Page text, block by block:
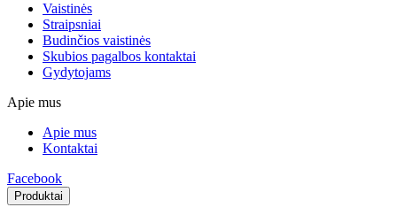
Vaistinės
Straipsniai
Budinčios vaistinės
Skubios pagalbos kontaktai
Gydytojams
Apie mus
Apie mus
Kontaktai
Facebook
Produktai